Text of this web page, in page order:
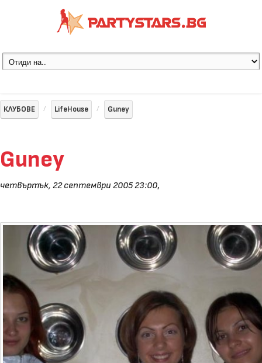
КЛУБОВЕ LifeHouse Guney
Guney
четвъртък, 22 септември 2005 23:00,